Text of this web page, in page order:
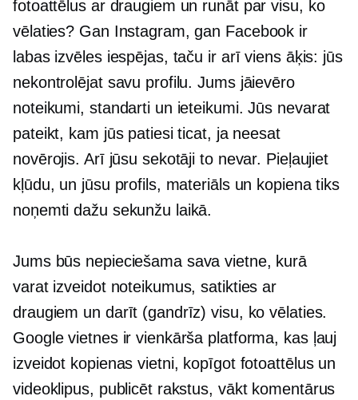
fotoattēlus ar draugiem un runāt par visu, ko
vēlaties? Gan Instagram, gan Facebook ir
labas izvēles iespējas, taču ir arī viens āķis: jūs
nekontrolējat savu profilu. Jums jāievēro
noteikumi, standarti un ieteikumi. Jūs nevarat
pateikt, kam jūs patiesi ticat, ja neesat
novērojis. Arī jūsu sekotāji to nevar. Pieļaujiet
kļūdu, un jūsu profils, materiāls un kopiena tiks
noņemti dažu sekunžu laikā.
Jums būs nepieciešama sava vietne, kurā
varat izveidot noteikumus, satikties ar
draugiem un darīt (gandrīz) visu, ko vēlaties.
Google vietnes ir vienkārša platforma, kas ļauj
izveidot kopienas vietni, kopīgot fotoattēlus un
videoklipus, publicēt rakstus, vākt komentārus